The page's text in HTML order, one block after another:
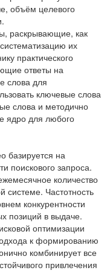
объём целевого
раскрывающие, как
их
практического
ответы на
слова для
ключевые слова
слова и методично
ядро для любого
базируется на
поискового запроса.
количество
системе. Частотность
конкурентности
позиций в выдаче.
оптимизации
к формированию
комбинирует все
привлечения